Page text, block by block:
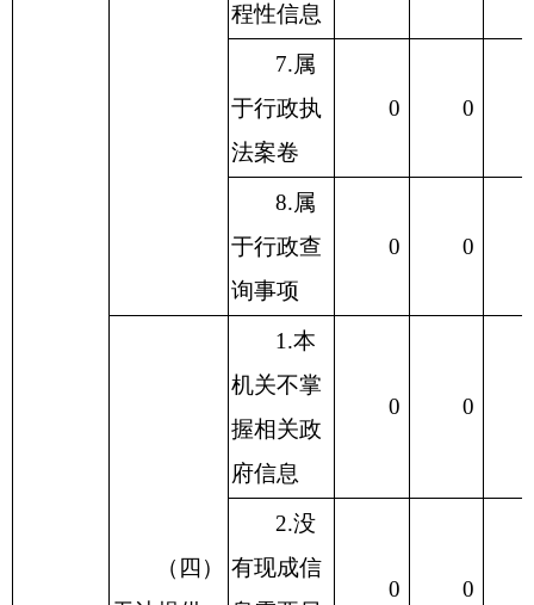
程性信息
7.属
于行政执
法案卷
0 0
8.属
于行政查
询事项
0 0
（四）
1.本
机关不掌
握相关政
府信息
0 0
2.没
有现成信
0 0